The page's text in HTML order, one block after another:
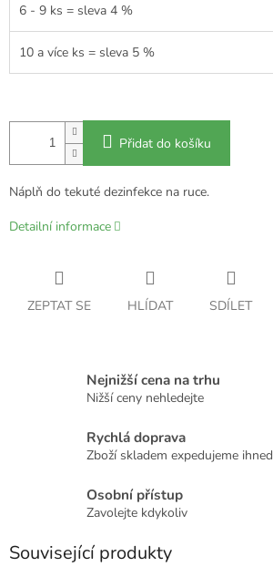
6 - 9 ks = sleva 4 %
10 a více ks = sleva 5 %
Přidat do košíku
Náplň do tekuté dezinfekce na ruce.
Detailní informace
ZEPTAT SE HLÍDAT SDÍLET
Nejnižší cena na trhu
Nižší ceny nehledejte
Rychlá doprava
Zboží skladem expedujeme ihned
Osobní přístup
Zavolejte kdykoliv
Související produkty